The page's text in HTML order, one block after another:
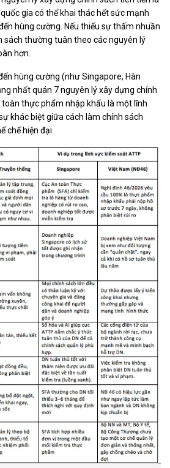
gia có thể khai thác hết sức mạnh
hùng cường. Nếu thiếu sự thấm nhuần
sách thường tuân theo các nguyên lý
hơn.
hùng cường (như Singapore, Hàn
nhất quán 7 nguyên lý xây dựng chính
toàn thực phẩm nhập khẩu là một lĩnh
khác biệt giữa cách làm chính sách
chế hiện đại.